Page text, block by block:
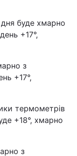
буде хмарно
+17°,
з
+17°,
термометрів
+18°, хмарно
з